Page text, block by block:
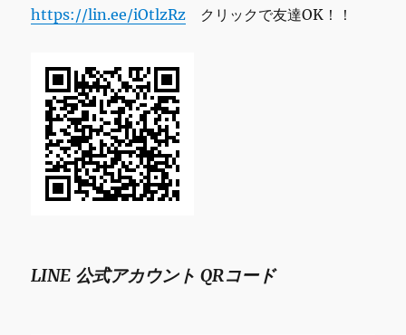
https://lin.ee/iOtlzRz クリックで友達OK！！
LINE 公式アカウント QRコード